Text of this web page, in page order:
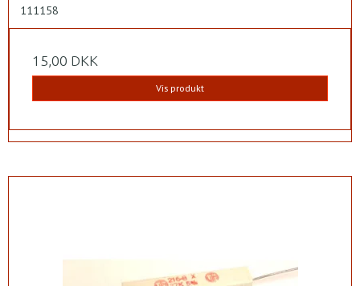
111158
15,00 DKK
Vis produkt